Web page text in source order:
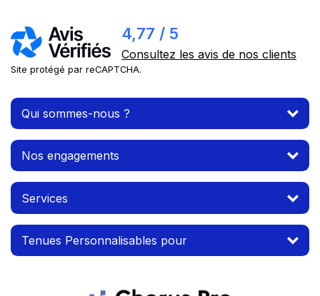
4,77 / 5
Consultez les avis de nos clients
Site protégé par reCAPTCHA.
Qui sommes-nous ?
Nos engagements
Services
Tenues Personnalisables pour